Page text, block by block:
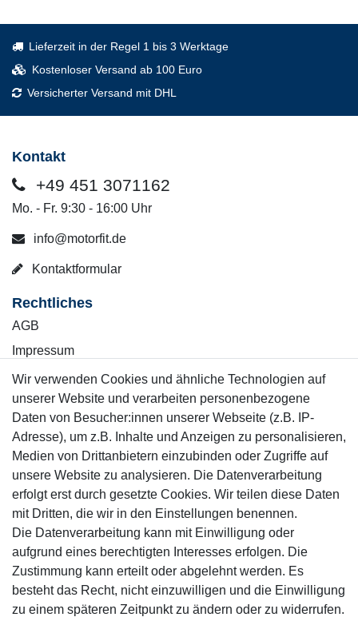
Lieferzeit in der Regel 1 bis 3 Werktage
Kostenloser Versand ab 100 Euro
Versicherter Versand mit DHL
Kontakt
+49 451 3071162
Mo. - Fr. 9:30 - 16:00 Uhr
info@motorfit.de
Kontaktformular
Rechtliches
AGB
Impressum
Wiederrufsrecht
Datenschutzerklärung
Vertrag widerrufen Kontakt
Informationen
Service
Blog
Zahlung & Versand
Sicher einkaufen
Wir verwenden Cookies und ähnliche Technologien auf
unserer Website und verarbeiten personenbezogene
Daten von Besucher:innen unserer Webseite (z.B. IP-
Adresse), um z.B. Inhalte und Anzeigen zu personalisieren,
Medien von Drittanbietern einzubinden oder Zugriffe auf
unsere Website zu analysieren. Die Datenverarbeitung
erfolgt erst durch gesetzte Cookies. Wir teilen diese Daten
mit Dritten, die wir in den Einstellungen benennen.
Die Datenverarbeitung kann mit Einwilligung oder
aufgrund eines berechtigten Interesses erfolgen. Die
Zustimmung kann erteilt oder abgelehnt werden. Es
besteht das Recht, nicht einzuwilligen und die Einwilligung
zu einem späteren Zeitpunkt zu ändern oder zu widerrufen.